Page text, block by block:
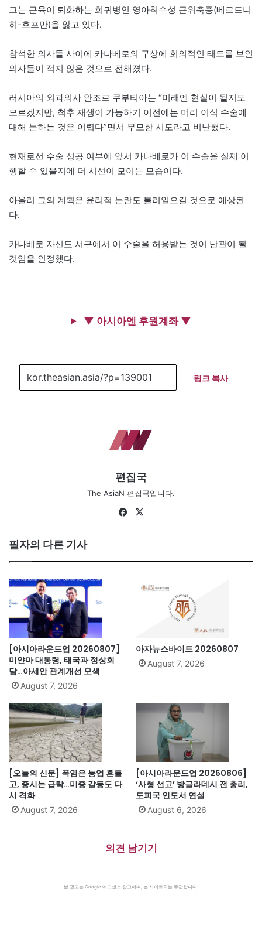
그는 근육이 퇴화하는 희귀병인 영아척수성 근위축증(베르드니
히-호프만)을 앓고 있다.
참석한 의사들 사이에 카나베로의 구상에 회의적인 태도를 보인
의사들이 적지 않은 것으로 전해졌다.
러시아의 외과의사 안조르 쿠부티아는 “미래엔 현실이 될지도
모르겠지만, 척추 재생이 가능하기 이전에는 머리 이식 수술에
대해 논하는 것은 어렵다”면서 무모한 시도라고 비난했다.
현재로선 수술 성공 여부에 앞서 카나베로가 이 수술을 실제 이
행할 수 있을지에 더 시선이 모이는 모습이다.
아울러 그의 계획은 윤리적 논란도 불러일으킬 것으로 예상된
다.
카나베로 자신도 서구에서 이 수술을 허용받는 것이 난관이 될
것임을 인정했다.
▼ 아시아엔 후원계좌 ▼
링크 복사
편집국
The AsiaN 편집국입니다.
Fa
필자의 다른 기사
[아시아라운드업 20260807]
미얀마 대통령, 태국과 정상회
담…아세안 관계개선 모색
August 7, 2026
아자뉴스바이트 20260807
August 7, 2026
[오늘의 신문] 폭염은 농업 흔들
고, 증시는 급락…미중 갈등도 다
시 격화
August 7, 2026
[아시아라운드업 20260806]
‘사형 선고’ 방글라데시 전 총리,
도피국 인도서 연설
August 6, 2026
의견 남기기
본 광고는 Google 애드센스 광고이며, 본 사이트와는 무관합니다.